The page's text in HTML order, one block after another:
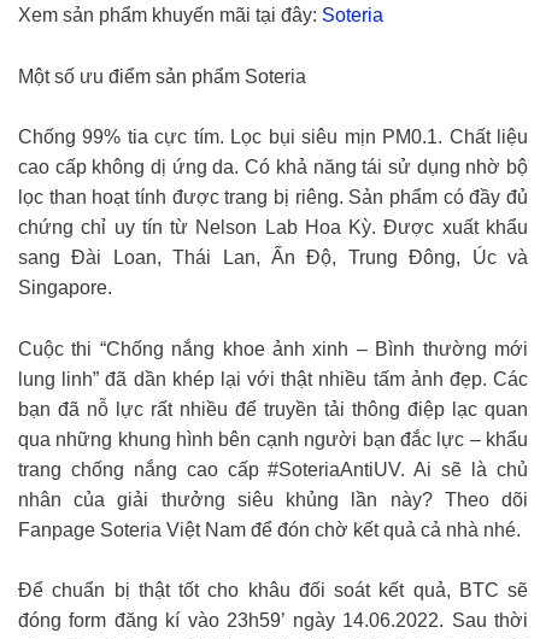
Xem sản phẩm khuyến mãi tại đây: Soteria
Một số ưu điểm sản phẩm Soteria
Chống 99% tia cực tím. Lọc bụi siêu mịn PM0.1. Chất liệu
cao cấp không dị ứng da. Có khả năng tái sử dụng nhờ bộ
lọc than hoạt tính được trang bị riêng. Sản phẩm có đầy đủ
chứng chỉ uy tín từ Nelson Lab Hoa Kỳ. Được xuất khẩu
sang Đài Loan, Thái Lan, Ấn Độ, Trung Đông, Úc và
Singapore.
Cuộc thi “Chống nắng khoe ảnh xinh – Bình thường mới
lung linh” đã dần khép lại với thật nhiều tấm ảnh đẹp. Các
bạn đã nỗ lực rất nhiều để truyền tải thông điệp lạc quan
qua những khung hình bên cạnh người bạn đắc lực – khẩu
trang chống nắng cao cấp #SoteriaAntiUV. Ai sẽ là chủ
nhân của giải thưởng siêu khủng lần này? Theo dõi
Fanpage Soteria Việt Nam để đón chờ kết quả cả nhà nhé.
Để chuẩn bị thật tốt cho khâu đối soát kết quả, BTC sẽ
đóng form đăng kí vào 23h59’ ngày 14.06.2022. Sau thời